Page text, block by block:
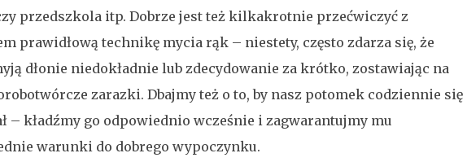
przedszkola itp. Dobrze jest też kilkakrotnie przećwiczyć z
prawidłową technikę mycia rąk – niestety, często zdarza się, że
dłonie niedokładnie lub zdecydowanie za krótko, zostawiając na
zarazki. Dbajmy też o to, by nasz potomek codziennie się
– kładźmy go odpowiednio wcześnie i zagwarantujmy mu
warunki do dobrego wypoczynku.